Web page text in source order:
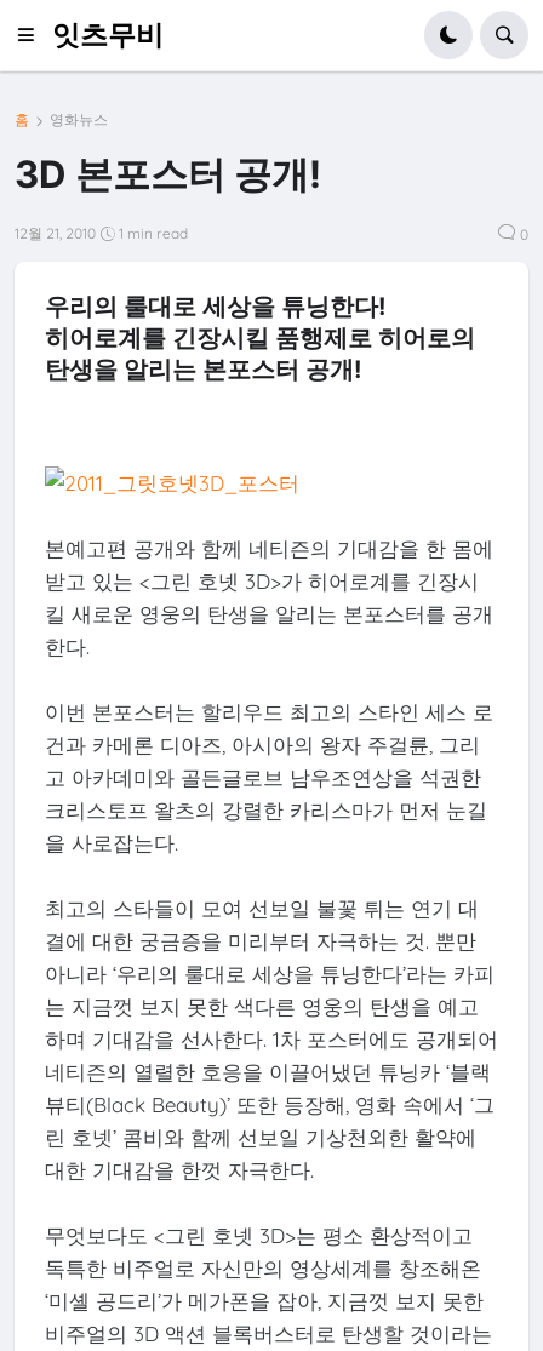
잇츠무비
홈 영화뉴스
3D 본포스터 공개!
12월 21, 2010 1 min read 0
우리의 룰대로 세상을 튜닝한다!
히어로계를 긴장시킬 품행제로 히어로의
탄생을 알리는 본포스터 공개!
본예고편 공개와 함께 네티즌의 기대감을 한 몸에
받고 있는 <그린 호넷 3D>가 히어로계를 긴장시
킬 새로운 영웅의 탄생을 알리는 본포스터를 공개
한다.
이번 본포스터는 할리우드 최고의 스타인 세스 로
건과 카메론 디아즈, 아시아의 왕자 주걸륜, 그리
고 아카데미와 골든글로브 남우조연상을 석권한
크리스토프 왈츠의 강렬한 카리스마가 먼저 눈길
을 사로잡는다.
최고의 스타들이 모여 선보일 불꽃 튀는 연기 대
결에 대한 궁금증을 미리부터 자극하는 것. 뿐만
아니라 ‘우리의 룰대로 세상을 튜닝한다’라는 카피
는 지금껏 보지 못한 색다른 영웅의 탄생을 예고
하며 기대감을 선사한다. 1차 포스터에도 공개되어
네티즌의 열렬한 호응을 이끌어냈던 튜닝카 ‘블랙
뷰티(Black Beauty)’ 또한 등장해, 영화 속에서 ‘그
린 호넷’ 콤비와 함께 선보일 기상천외한 활약에
대한 기대감을 한껏 자극한다.
무엇보다도 <그린 호넷 3D>는 평소 환상적이고
독특한 비주얼로 자신만의 영상세계를 창조해온
‘미셸 공드리’가 메가폰을 잡아, 지금껏 보지 못한
비주얼의 3D 액션 블록버스터로 탄생할 것이라는